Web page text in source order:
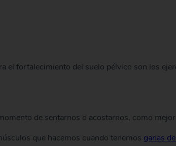
el fortalecimiento del suelo pélvico son los
de sentarnos o acostarnos, como
que hacemos cuando tenemos ganas